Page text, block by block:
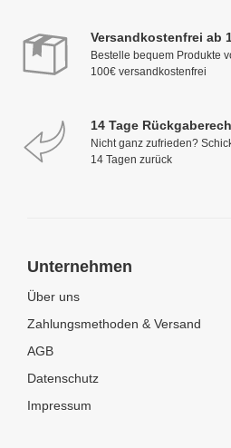
Versandkostenfrei ab
Bestelle bequem Produkte
100€ versandkostenfrei
14 Tage
Nicht ganz zufrieden?
14 Tagen zurück
Unternehmen
Über uns
Zahlungsmethoden & Versand
AGB
Datenschutz
Impressum